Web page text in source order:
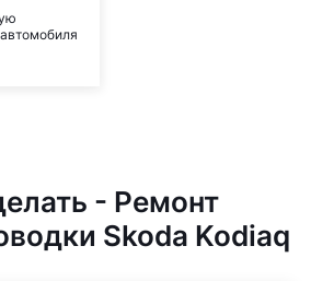
- Ремонт
Skoda Kodiaq